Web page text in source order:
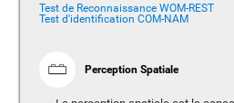
Test de Reconnaissance WOM-REST
Test d'identification COM-NAM
Perception Spatiale